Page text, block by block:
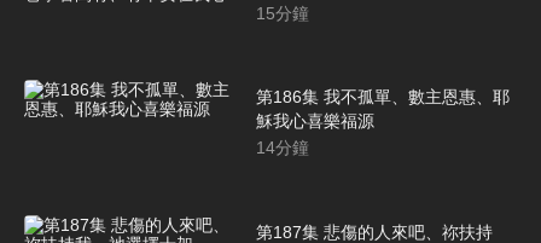
有平安在我心
15分鐘
第186集 我不孤單、數主恩惠、耶
穌我心喜樂福源
14分鐘
第187集 悲傷的人來吧、祢扶持